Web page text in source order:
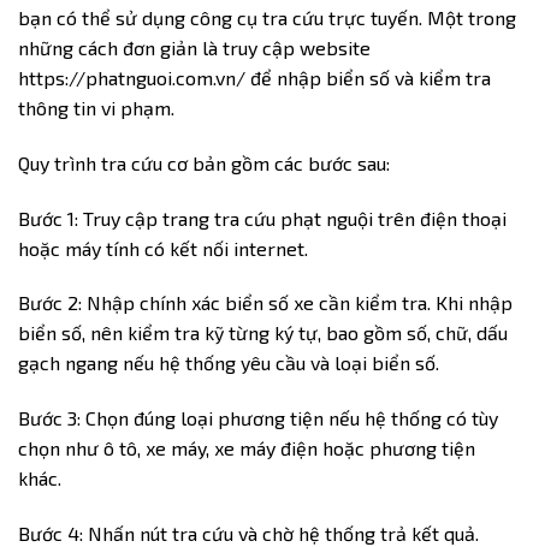
bạn có thể sử dụng công cụ tra cứu trực tuyến. Một trong
những cách đơn giản là truy cập website
https://phatnguoi.com.vn/ để nhập biển số và kiểm tra
thông tin vi phạm.
Quy trình tra cứu cơ bản gồm các bước sau:
Bước 1: Truy cập trang tra cứu phạt nguội trên điện thoại
hoặc máy tính có kết nối internet.
Bước 2: Nhập chính xác biển số xe cần kiểm tra. Khi nhập
biển số, nên kiểm tra kỹ từng ký tự, bao gồm số, chữ, dấu
gạch ngang nếu hệ thống yêu cầu và loại biển số.
Bước 3: Chọn đúng loại phương tiện nếu hệ thống có tùy
chọn như ô tô, xe máy, xe máy điện hoặc phương tiện
khác.
Bước 4: Nhấn nút tra cứu và chờ hệ thống trả kết quả.